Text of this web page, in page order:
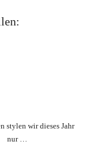
stylen wir dieses Jahr
nur …